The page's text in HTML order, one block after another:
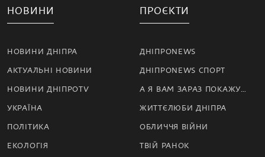
НОВИНИ
НОВИНИ ДНІПРА
АКТУАЛЬНІ НОВИНИ
НОВИНИ ДНІПРОTV
УКРАЇНА
ПОЛІТИКА
ЕКОЛОГІЯ
ПРОЄКТИ
ДНІПРОNEWS
ДНІПРОNEWS СПОРТ
А Я ВАМ ЗАРАЗ ПОКАЖУ…
ЖИТТЄЛЮБИ ДНІПРА
ОБЛИЧЧЯ ВІЙНИ
ТВІЙ РАНОК